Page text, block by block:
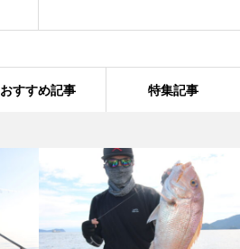
おすすめ記事 特集記事